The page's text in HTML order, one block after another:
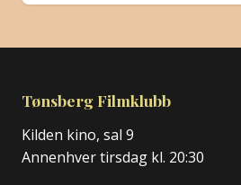
Tønsberg Filmklubb
Kilden kino, sal 9
Annenhver tirsdag kl. 20:30